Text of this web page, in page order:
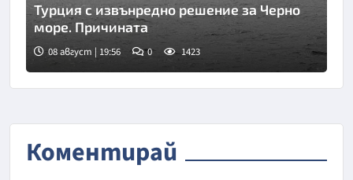
Турция с извънредно решение за Черно
море. Причината
08 август | 19:56 0 1423
Коментирай